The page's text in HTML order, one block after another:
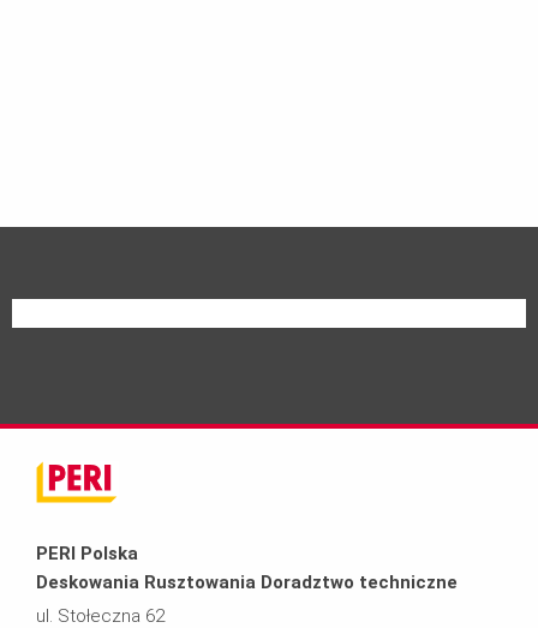
PERI Polska
Deskowania Rusztowania Doradztwo techniczne
ul. Stołeczna 62